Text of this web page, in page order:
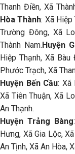
Thanh Điền, Xã
Hòa Thành: Xã Hiệp
Trường Đông, Xã
Thành Nam.Huyện
Hiệp Thạnh, Xã
Phước Trạch, Xã
Huyện Bến Cầu: Xã
Xã Tiên Thuận, Xã
An Thạnh.
Huyện Trảng Bàng
Hưng, Xã Gia Lộc,
An Tịnh, Xã An Hòa,